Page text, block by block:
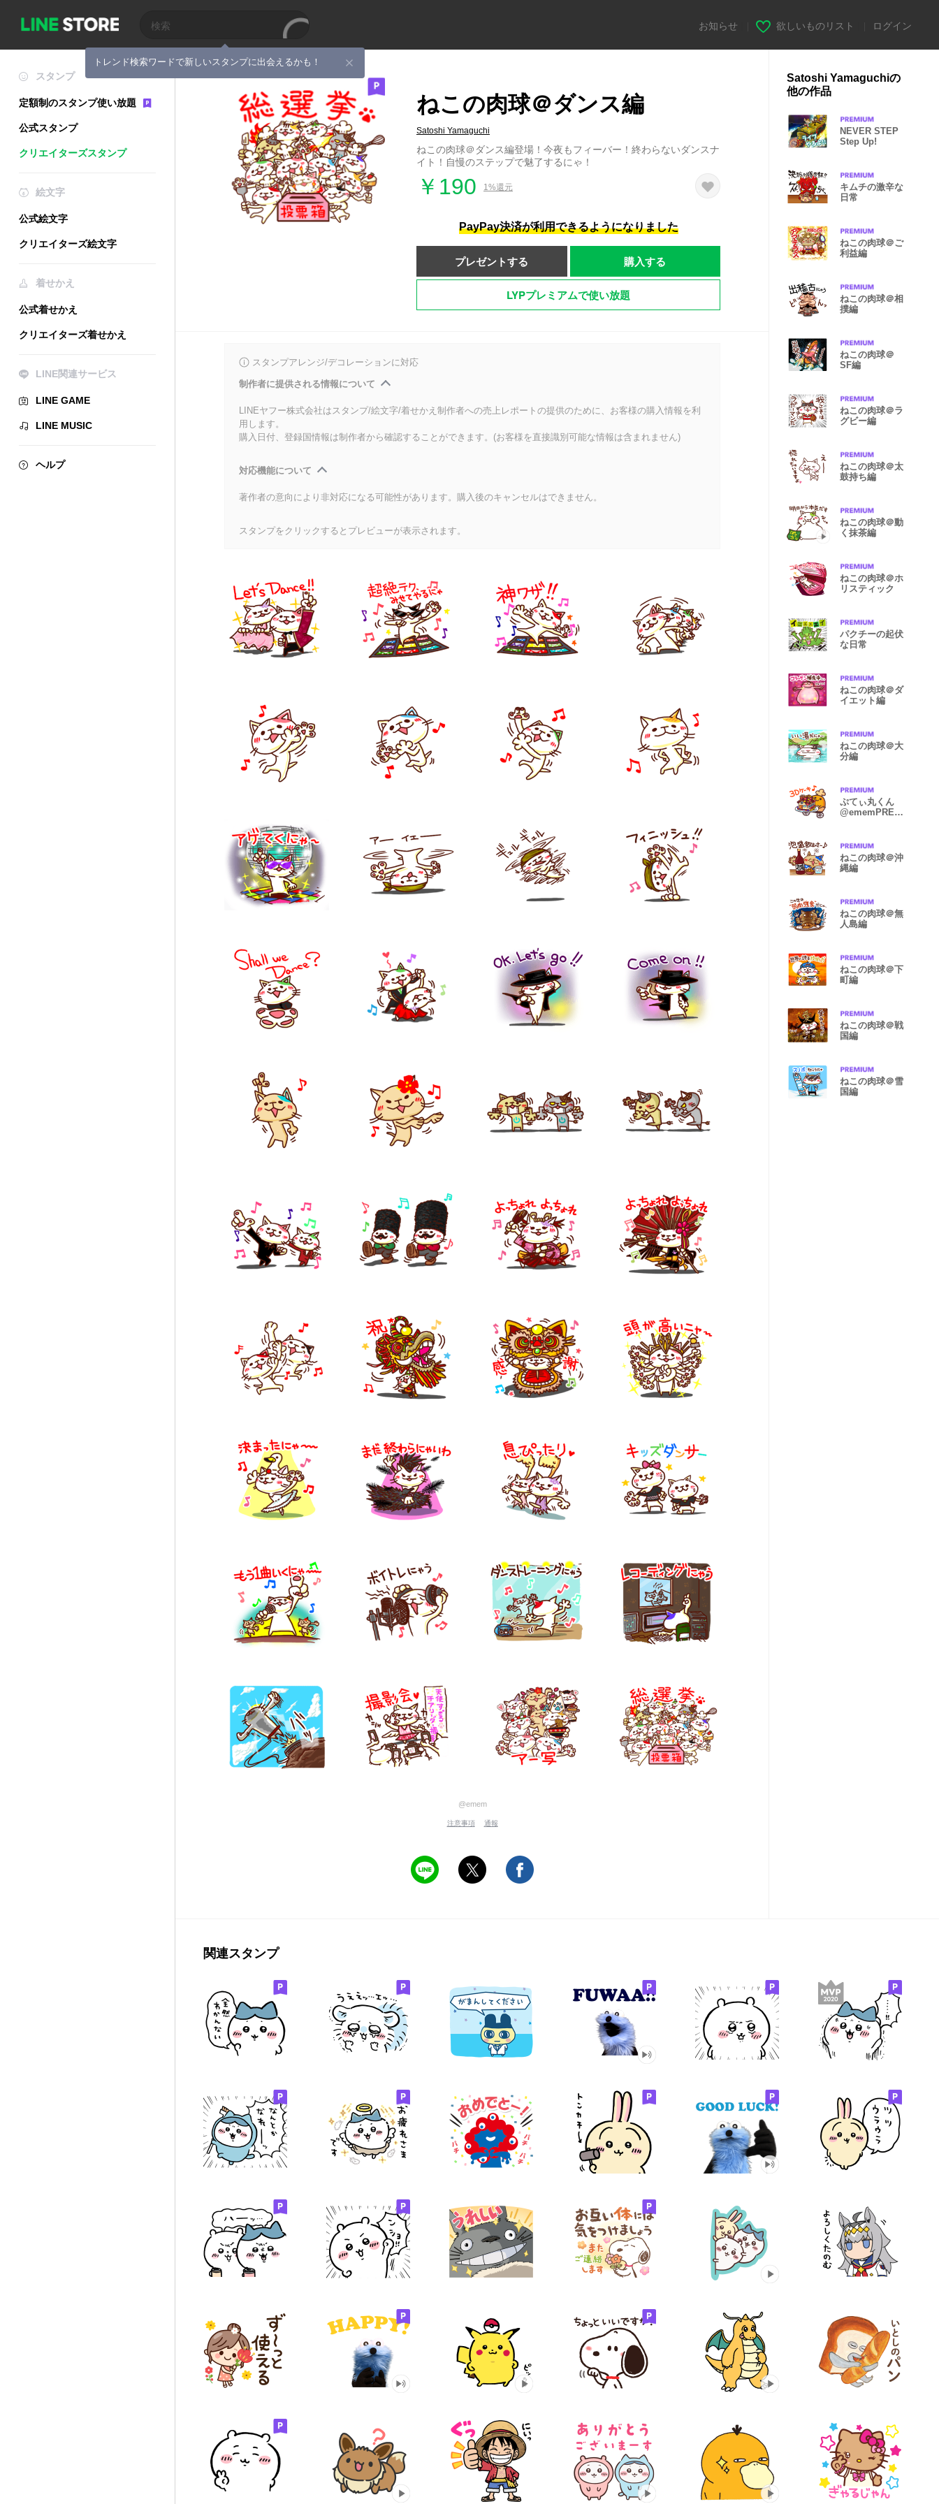
トレンド検索ワードで新しいスタンプに出会えるかも！
お知らせ 欲しいものリスト ログイン
スタンプ
定額制のスタンプ使い放題
公式スタンプ
クリエイターズスタンプ
絵文字
公式絵文字
クリエイターズ絵文字
着せかえ
公式着せかえ
クリエイターズ着せかえ
LINE関連サービス
LINE GAME
LINE MUSIC
ヘルプ
ねこの肉球＠ダンス編
Satoshi Yamaguchi
ねこの肉球＠ダンス編登場！今夜もフィーバー！終わらないダンスナ
イト！自慢のステップで魅了するにゃ！
￥190 1%還元
PayPay決済が利用できるようになりました
プレゼントする 購入する
LYPプレミアムで使い放題
スタンプアレンジ/デコレーションに対応
制作者に提供される情報について
LINEヤフー株式会社はスタンプ/絵文字/着せかえ制作者への売上レポートの提供のために、お客様の購入情報を利
用します。
購入日付、登録国情報は制作者から確認することができます。(お客様を直接識別可能な情報は含まれません)
対応機能について
著作者の意向により非対応になる可能性があります。購入後のキャンセルはできません。
スタンプをクリックするとプレビューが表示されます。
@emem
注意事項 通報
Satoshi Yamaguchiの
他の作品
NEVER STEP
Step Up!
キムチの激辛な
日常
ねこの肉球＠ご
利益編
ねこの肉球＠相
撲編
ねこの肉球＠
SF編
ねこの肉球＠ラ
グビー編
ねこの肉球＠太
鼓持ち編
ねこの肉球＠動
く抹茶編
ねこの肉球＠ホ
リスティック
パクチーの起伏
な日常
ねこの肉球＠ダ
イエット編
ねこの肉球＠大
分編
ぷてぃ丸くん
@ememPRES
ねこの肉球＠沖
縄編
ねこの肉球＠無
人島編
ねこの肉球＠下
町編
ねこの肉球＠戦
国編
ねこの肉球＠雪
国編
関連スタンプ